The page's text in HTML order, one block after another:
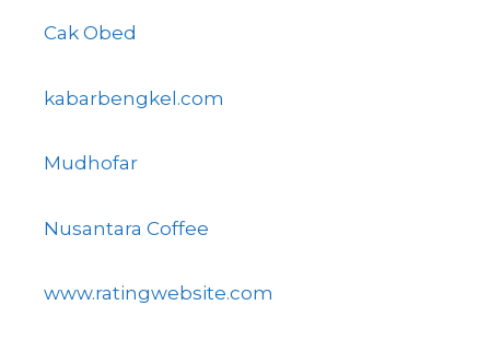
Cak Obed
kabarbengkel.com
Mudhofar
Nusantara Coffee
www.ratingwebsite.com